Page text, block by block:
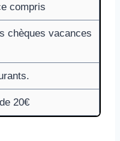
compris
chèques vacances
20€